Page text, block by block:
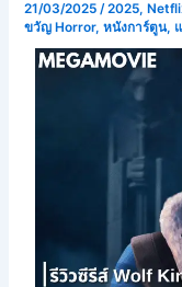
21/03/2025/2025,
ขวัญ Horror,หนังการ์ตูน,